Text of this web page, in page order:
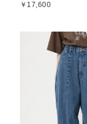
￥17,600